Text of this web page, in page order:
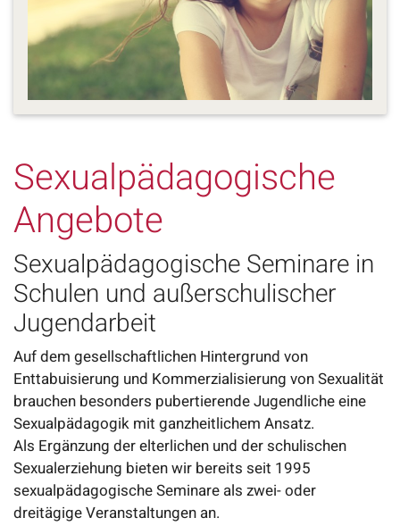
Sexualpädagogische
Angebote
Sexualpädagogische Seminare in
Schulen und außerschulischer
Jugendarbeit
Auf dem gesellschaftlichen Hintergrund von
Enttabuisierung und Kommerzialisierung von Sexualität
brauchen besonders pubertierende Jugendliche eine
Sexualpädagogik mit ganzheitlichem Ansatz.
Als Ergänzung der elterlichen und der schulischen
Sexualerziehung bieten wir bereits seit 1995
sexualpädagogische Seminare als zwei- oder
dreitägige Veranstaltungen an.